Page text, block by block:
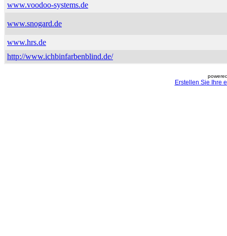
www.voodoo-systems.de
www.snogard.de
www.hrs.de
http://www.ichbinfarbenblind.de/
Erstellen Sie Ihre